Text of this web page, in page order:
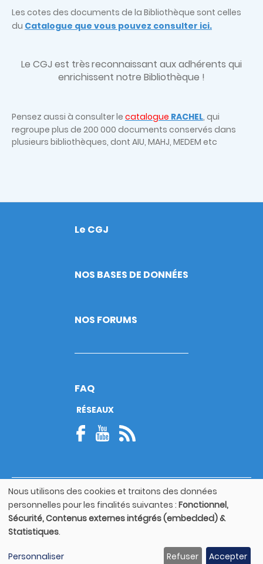
Les cotes des documents de la Bibliothèque sont celles
du Catalogue que vous pouvez consulter ici.
Le CGJ est trèsreconnaissant aux adhérents qui
enrichissent notre Bibliothèque !
Pensez aussi à consulter le catalogue RACHEL, qui
regroupe plus de 200 000 documents conservés dans
plusieurs bibliothèques, dont AIU, MAHJ, MEDEM etc
Footer
Le CGJ
NOS BASES DE DONNÉES
NOS FORUMS
FAQ
RÉSEAUX
© Copyright 2026
Footer
bottom
Mentions légales
Utilisation
des
données
personnelles
et
Nous utilisons des cookies et traitons des données
personnelles pour les finalités suivantes : Fonctionnel,
Sécurité, Contenus externes intégrés (embedded) &
Statistiques.
Personnaliser Refuser Accepter